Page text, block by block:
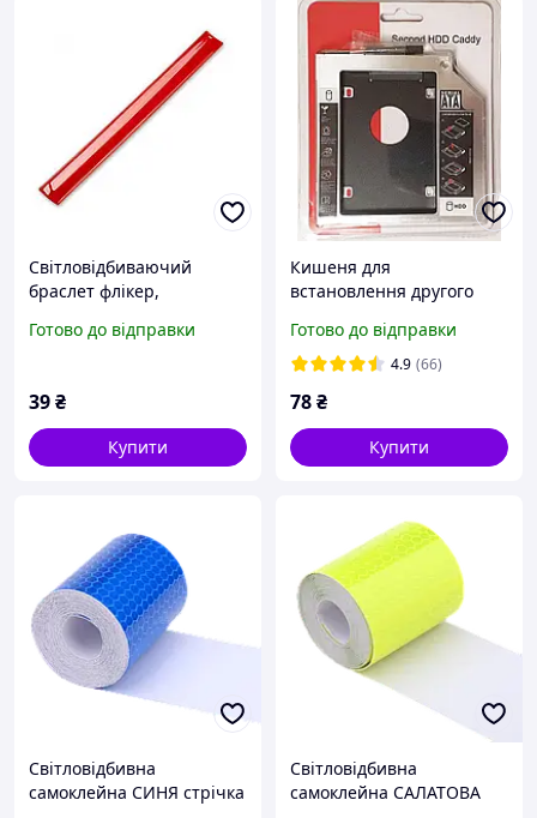
Світловідбиваючий
браслет флікер,
Готово до відправки
39₴
Купити
Кишеня для
встановлення другого
у відсік DVD 9.5 мм SATA
(optibay caddy) алюміній
Готово до відправки
4.9 (66)
78₴
Купити
Світловідбивна
самоклейна СИНЯ стрічка
Світловідбивна
самоклейна САЛАТОВА